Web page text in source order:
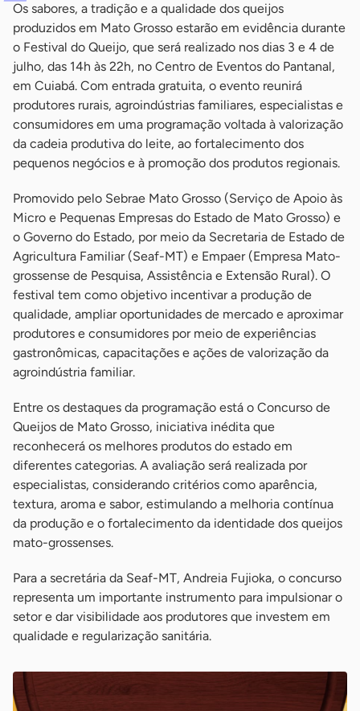
Os sabores, a tradição e a qualidade dos queijos
produzidos em Mato Grosso estarão em evidência durante
o Festival do Queijo, que será realizado nos dias 3 e 4 de
julho, das 14h às 22h, no Centro de Eventos do Pantanal,
em Cuiabá. Com entrada gratuita, o evento reunirá
produtores rurais, agroindústrias familiares, especialistas e
consumidores em uma programação voltada à valorização
da cadeia produtiva do leite, ao fortalecimento dos
pequenos negócios e à promoção dos produtos regionais.
Promovido pelo Sebrae Mato Grosso (Serviço de Apoio às
Micro e Pequenas Empresas do Estado de Mato Grosso) e
o Governo do Estado, por meio da Secretaria de Estado de
Agricultura Familiar (Seaf-MT) e Empaer (Empresa Mato-
grossense de Pesquisa, Assistência e Extensão Rural). O
festival tem como objetivo incentivar a produção de
qualidade, ampliar oportunidades de mercado e aproximar
produtores e consumidores por meio de experiências
gastronômicas, capacitações e ações de valorização da
agroindústria familiar.
Entre os destaques da programação está o Concurso de
Queijos de Mato Grosso, iniciativa inédita que
reconhecerá os melhores produtos do estado em
diferentes categorias. A avaliação será realizada por
especialistas, considerando critérios como aparência,
textura, aroma e sabor, estimulando a melhoria contínua
da produção e o fortalecimento da identidade dos queijos
mato-grossenses.
Para a secretária da Seaf-MT, Andreia Fujioka, o concurso
representa um importante instrumento para impulsionar o
setor e dar visibilidade aos produtores que investem em
qualidade e regularização sanitária.